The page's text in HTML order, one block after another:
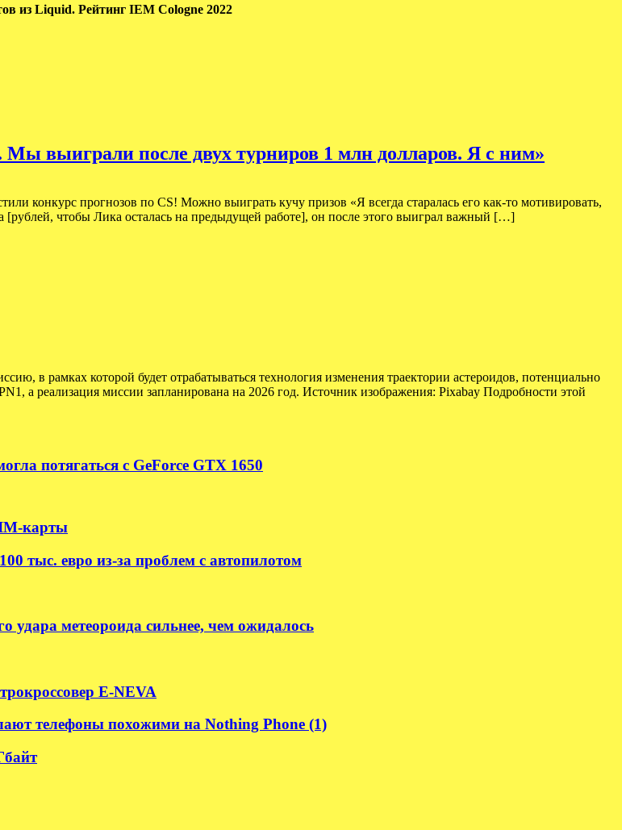
из Liquid. Рейтинг IEM Cologne 2022
выиграли после двух турниров 1 млн долларов. Я с ним»
конкурс прогнозов по CS! Можно выиграть кучу призов «Я всегда старалась его как-то мотивировать,
чтобы Лика осталась на предыдущей работе], он после этого выиграл важный […]
в рамках которой будет отрабатываться технология изменения траектории астероидов, потенциально
а реализация миссии запланирована на 2026 год. Источник изображения: Pixabay Подробности этой
потягаться с GeForce GTX 1650
карты
тыс. евро из-за проблем с автопилотом
удара метеороида сильнее, чем ожидалось
E-NEVA
телефоны похожими на Nothing Phone (1)